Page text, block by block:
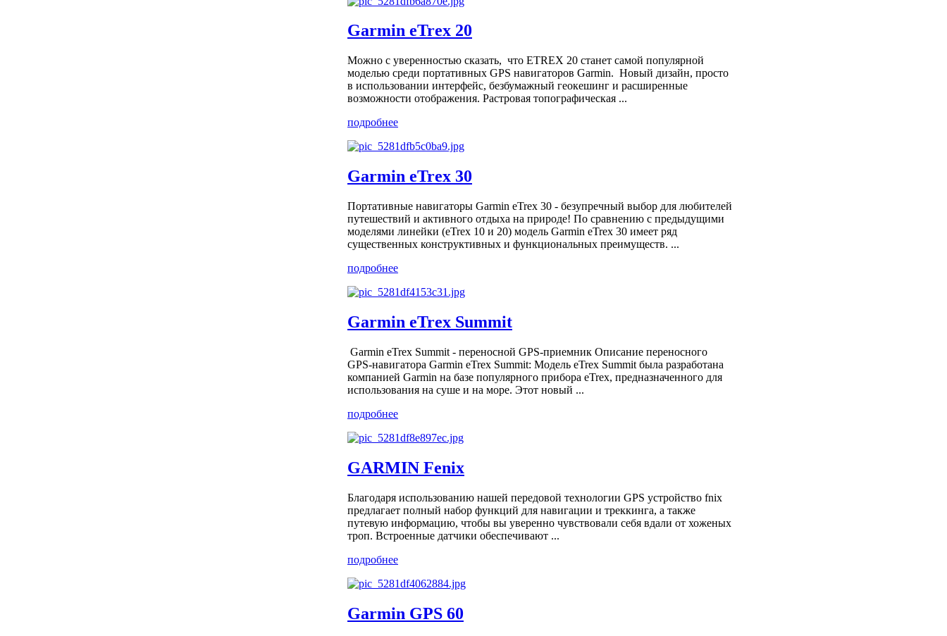
Garmin eTrex 20
Можно с уверенностью сказать, что ETREX 20 станет самой популярной
моделью среди портативных GPS навигаторов Garmin. Новый дизайн, просто
в использовании интерфейс, безбумажный геокешинг и расширенные
возможности отображения. Растровая топографическая ...
подробнее
Garmin eTrex 30
Портативные навигаторы Garmin eTrex 30 - безупречный выбор для любителей
путешествий и активного отдыха на природе! По сравнению с предыдущими
моделями линейки (eTrex 10 и 20) модель Garmin eTrex 30 имеет ряд
существенных конструктивных и функциональных преимуществ. ...
подробнее
Garmin eTrex Summit
Garmin eTrex Summit - переносной GPS-приемник Описание переносного
GPS-навигатора Garmin eTrex Summit: Модель eTrex Summit была разработана
компанией Garmin на базе популярного прибора eTrex, предназначенного для
использования на суше и на море. Этот новый ...
подробнее
GARMIN Fenix
Благодаря использованию нашей передовой технологии GPS устройство fnix
предлагает полный набор функций для навигации и треккинга, а также
путевую информацию, чтобы вы уверенно чувствовали себя вдали от хоженых
троп. Встроенные датчики обеспечивают ...
подробнее
Garmin GPS 60